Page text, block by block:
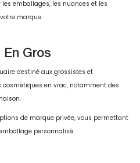
emballages, les nuances et les
marque.
Gros
destiné aux grossistes et
en vrac, notamment des
de marque privée, vous permettant
personnalisé.